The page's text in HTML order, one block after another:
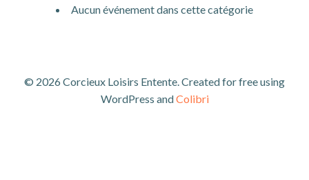
Aucun événement dans cette catégorie
© 2026 Corcieux Loisirs Entente. Created for free using
WordPress andColibri